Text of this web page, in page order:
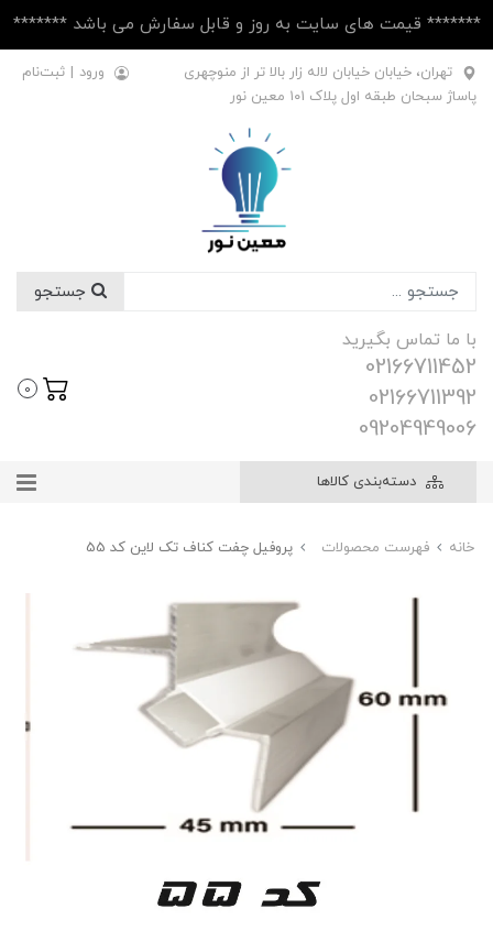
******* قیمت های سایت به روز و قابل سفارش می باشد *******
تهران، خیابان خیابان لاله زار بالا تر از منوچهری
پاساژ سبحان طبقه اول پلاک ۱۰1 معین نور
ورود | ثبت‌نام
با ما تماس بگیرید
02166711452
02166711392
09204949006
0
دسته‌بندی کالاها
خانه فهرست محصولات پروفیل چفت کناف تک لاین کد 55